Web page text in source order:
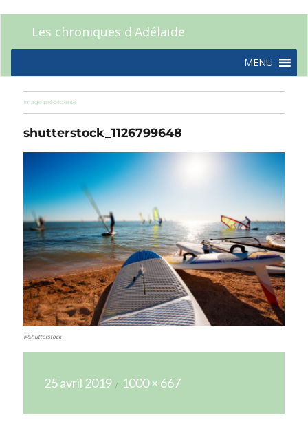
Les chroniques d'Adélaïde
MENU
Image précédente
shutterstock_1126799648
@Shutterstock
le
25 avril 2019
réelle
1000 × 667